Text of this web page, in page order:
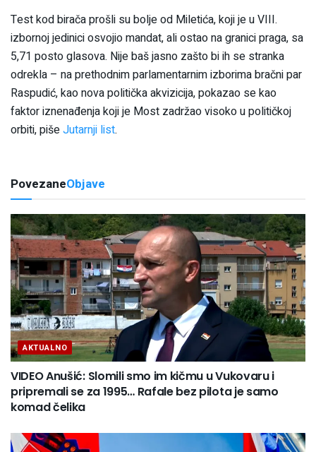
Test kod birača prošli su bolje od Miletića, koji je u VIII.
izbornoj jedinici osvojio mandat, ali ostao na granici praga, sa
5,71 posto glasova. Nije baš jasno zašto bi ih se stranka
odrekla – na prethodnim parlamentarnim izborima bračni par
Raspudić, kao nova politička akvizicija, pokazao se kao
faktor iznenađenja koji je Most zadržao visoko u političkoj
orbiti, pišeJutarnji list.
PovezaneObjave
AKTUALNO
VIDEO Anušić: Slomili smo im kičmu u Vukovaru i
pripremali se za 1995… Rafale bez pilota je samo
komad čelika